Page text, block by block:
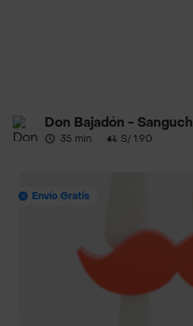
Don Bajadón -
35 min · S/ 1.90
Envío Gratis